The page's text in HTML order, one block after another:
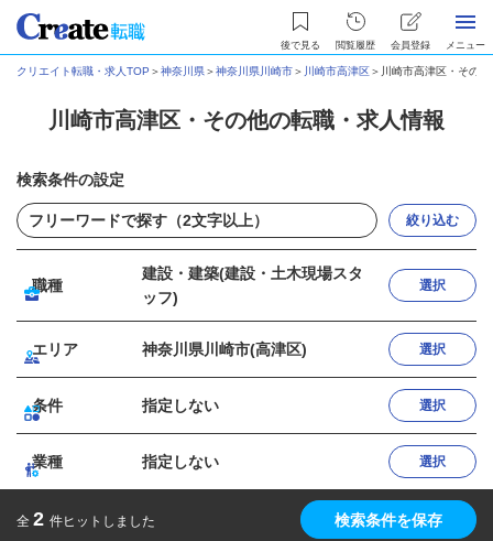
後で見る 閲覧履歴 会員登録 メニュー
クリエイト転職・求人TOP ＞神奈川県＞神奈川県川崎市＞ 川崎市高津区＞ 川崎市高津区・その
川崎市高津区・その他の転職・求人情報
検索条件の設定
絞り込む
職種
建設・建築(建設・土木現場スタ
ッフ)
選択
エリア 神奈川県川崎市(高津区) 選択
条件 指定しない 選択
業種 指定しない 選択
全 2 件ヒットしました 検索条件を保存